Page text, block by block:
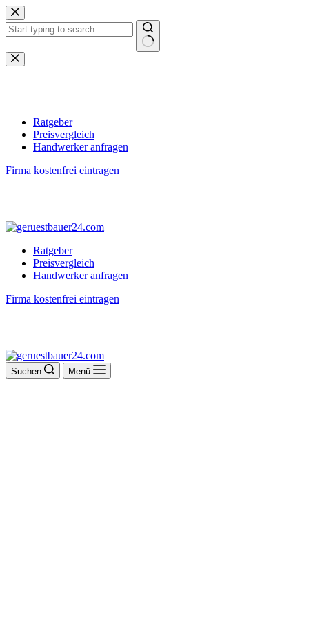
Zum
Inhalt
springen
Keine
Ergebnisse
Ratgeber
Preisvergleich
Handwerker anfragen
Firma kostenfrei eintragen
Ratgeber
Preisvergleich
Handwerker anfragen
Firma kostenfrei eintragen
Suchen Menü